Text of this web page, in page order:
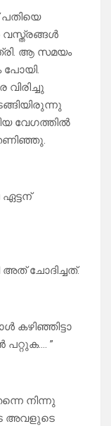
ആ സമയം
പോയി.
വേഗത്തിൽ
ചോദിച്ചത്.
കഴിഞ്ഞിട്ടാ
”
നിന്നു
അവളുടെ